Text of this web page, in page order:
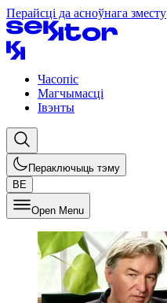
Перайсці да асноўнага зместу
Часопіс
Магчымасці
Івэнты
Пераключыць тэму
BE
Open Menu